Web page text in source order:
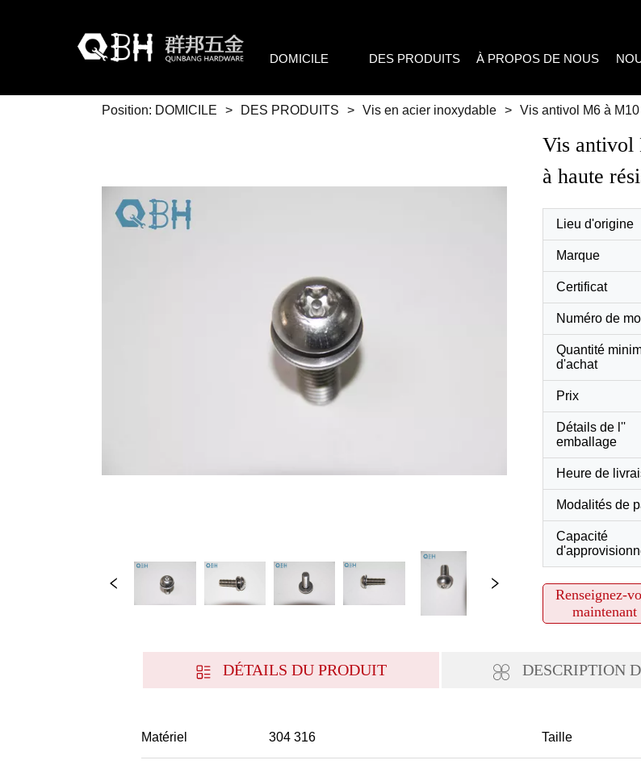
DOMICILE DES PRODUITS À PROPOS DE NOUS
Position: DOMICILE > DES PRODUITS > Vis en acier inoxydable > Vis antivol M6 à
Vis antivol
à haute
Renseignez-
maintenant
DÉTAILS DU PRODUIT DESCRIPTION